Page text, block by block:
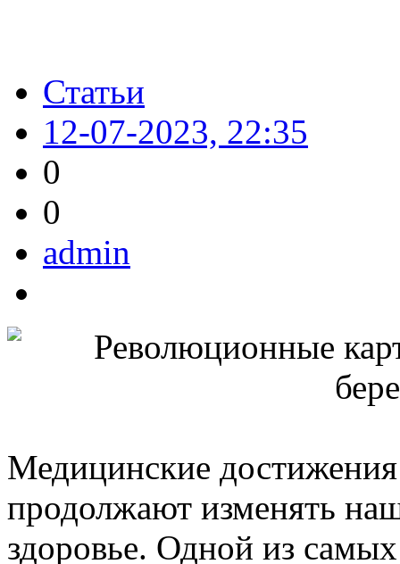
Статьи
12-07-2023, 22:35
0
0
admin
Медицинские
продолжают изменять
здоровье. Одной из